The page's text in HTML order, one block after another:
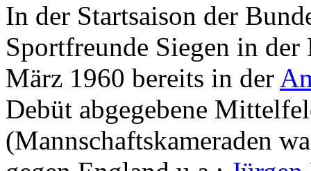
In der Startsaison der
Sportfreunde Siegen in
März 1960 bereits in der
Debüt abgegebene
(Mannschaftskameraden